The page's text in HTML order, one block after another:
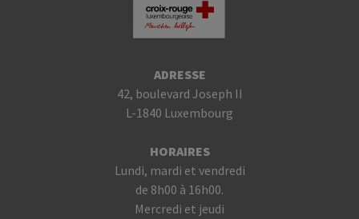
ADRESSE
42, boulevard Joseph II
L-1840 Luxembourg
HORAIRES
Lundi, mardi et vendredi
de 8h00 à 16h00.
Mercredi et jeudi